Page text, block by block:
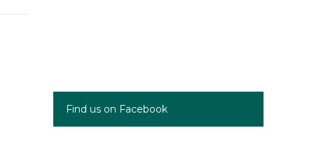
Find us on Facebook